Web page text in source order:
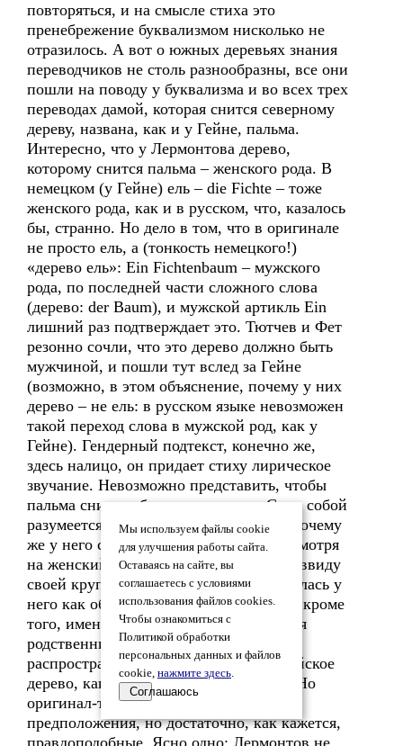
повторяться, и на смысле стиха это
пренебрежение буквализмом нисколько не
отразилось. А вот о южных деревьях знания
переводчиков не столь разнообразны, все они
пошли на поводу у буквализма и во всех трех
переводах дамой, которая снится северному
дереву, названа, как и у Гейне, пальма.
Интересно, что у Лермонтова дерево,
которому снится пальма – женского рода. В
немецком (у Гейне) ель – die Fichte – тоже
женского рода, как и в русском, что, казалось
бы, странно. Но дело в том, что в оригинале
не просто ель, а (тонкость немецкого!)
«дерево ель»: Ein Fichtenbaum – мужского
рода, по последней части сложного слова
(дерево: der Baum), и мужской артикль Ein
лишний раз подтверждает это. Тютчев и Фет
резонно сочли, что это дерево должно быть
мужчиной, и пошли тут вслед за Гейне
(возможно, в этом объяснение, почему у них
дерево – не ель: в русском языке невозможен
такой переход слова в мужской род, как у
Гейне). Гендерный подтекст, конечно же,
здесь налицо, он придает стиху лирическое
звучание. Невозможно представить, чтобы
пальма снилась березе или ольхе. Само собой
разумеется, Лермонтов понимал это. Почему
же у него сосна? Возможно, сосна, несмотря
на женский род слова по орфографии, ввиду
своей крупности и мощи, ассоциировалась у
него как образ с деревом-мужчиной. И кроме
того, именно сосна – все же ближайшая
родственница ели и по ареалу
распространения тоже: сосна – европейское
дерево, как и ель, а кедр – сибирское. Но
оригинал-то рожден в Европе. Всё это
предположения, но достаточно, как кажется,
правдоподобные. Ясно одно: Лермонтов не
Мы используем файлы cookie
для улучшения работы сайта.
Оставаясь на сайте, вы
соглашаетесь с условиями
использования файлов cookies.
Чтобы ознакомиться с
Политикой обработки
персональных данных и файлов
cookie, нажмите здесь.
Соглашаюсь